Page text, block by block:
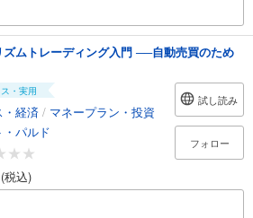
ズムトレーディング入門 ──自動売買のため
・実用
・経済 / マネープラン・投資
・パルド
税込)
試し読み
フォロー